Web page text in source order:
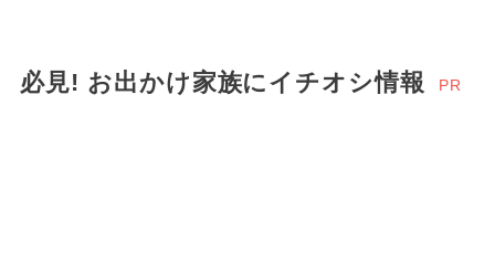
必見! お出かけ家族にイチオシ情報 PR